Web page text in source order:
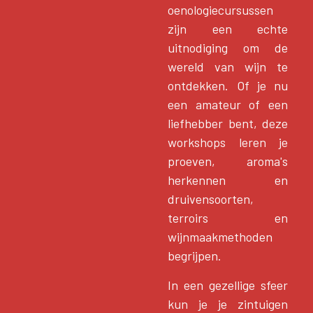
oenologiecursussen
zijn een echte
uitnodiging om de
wereld van wijn te
ontdekken. Of je nu
een amateur of een
liefhebber bent, deze
workshops leren je
proeven, aroma's
herkennen en
druivensoorten,
terroirs en
wijnmaakmethoden
begrijpen.
In een gezellige sfeer
kun je je zintuigen